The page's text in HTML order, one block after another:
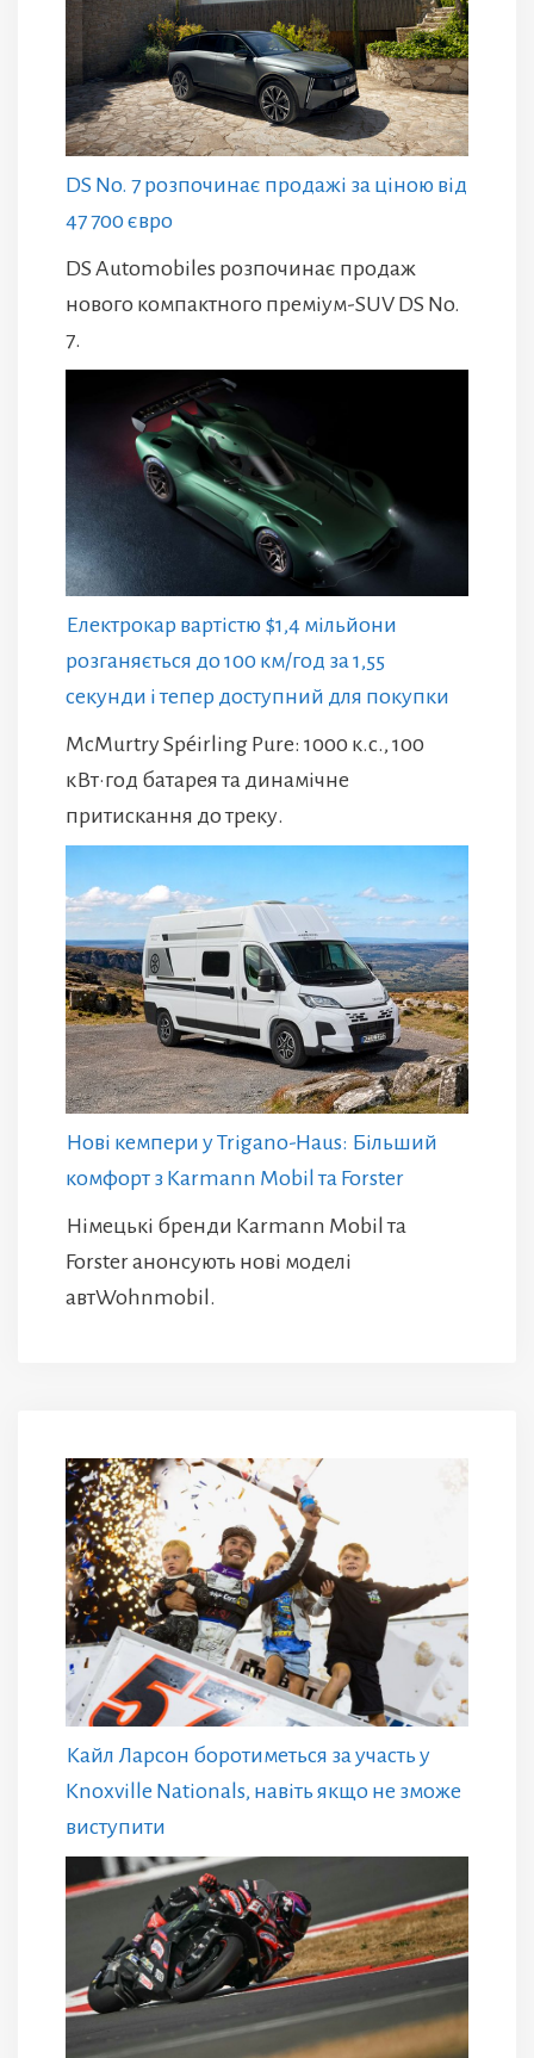
DS No. 7 розпочинає продажі за ціною від
47 700 євро
DS Automobiles розпочинає продаж
нового компактного преміум-SUV DS No.
7.
Електрокар вартістю $1,4 мільйони
розганяється до 100 км/год за 1,55
секунди і тепер доступний для покупки
McMurtry Spéirling Pure: 1000 к.с., 100
кВт·год батарея та динамічне
притискання до треку.
Нові кемпери у Trigano-Haus: Більший
комфорт з Karmann Mobil та Forster
Німецькі бренди Karmann Mobil та
Forster анонсують нові моделі
автWohnmobil.
Кайл Ларсон боротиметься за участь у
Knoxville Nationals, навіть якщо не зможе
виступити